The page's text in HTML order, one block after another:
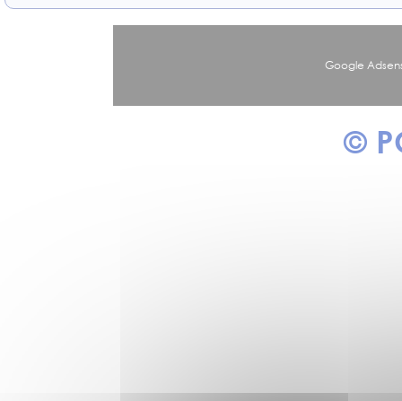
Google
©